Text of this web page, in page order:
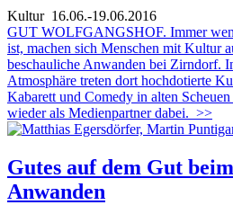
Kultur16.06.-19.06.2016
GUT WOLFGANGSHOF. Immer
ist, machen sich Menschen mit Kultur
beschauliche Anwanden bei Zirndorf.
Atmosphäre treten dort hochdotierte
Kabarett und Comedy in alten
wieder als Medienpartner dabei. >>
Gutes auf dem Gut
Anwanden